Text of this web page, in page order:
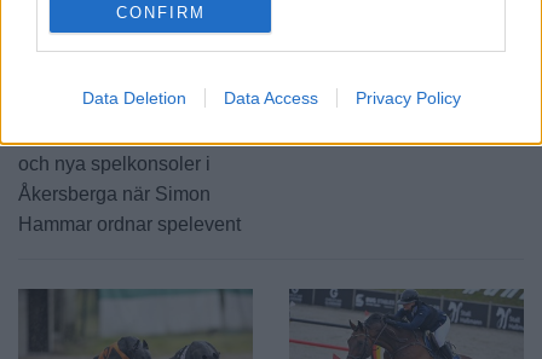
CONFIRM
Data Deletion Data Access Privacy Policy
Spelfestival
flyttar in i Folkets
Under två dagar i
och nya spelkonsoler i
Åkersberga när Simon
Hammar ordnar spelevent
valkompass
reda på vilket lokalt parti